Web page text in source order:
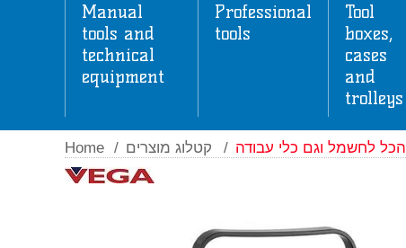
Manual
tools and
technical
equipment
Professional
tools
Tool
boxes,
cases
and
trolleys
Home / קטלוג מוצרים / הכל לחשמל וגם כלי עבודה